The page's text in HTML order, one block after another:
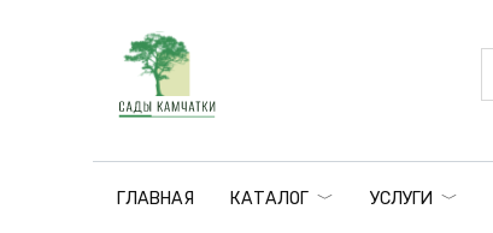
ГЛАВНАЯ КАТАЛОГ УСЛУГИ